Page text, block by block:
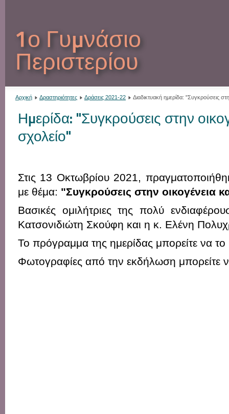
1ο Γυμνάσιο
Περιστερίου
Αρχική Δραστηριότητες Δράσεις 2021-22 Διαδικτυακή ημερίδα: "Συγκρούσεις
Ημερίδα: "Συγκρούσεις στην
σχολείο"
Στις 13 Οκτωβρίου 2021,
με θέμα: "Συγκρούσεις στην οικογένεια
Βασικές ομιλήτριες της πολύ
Κατσονιδιώτη Σκούφη και η κ. Ελένη
Το πρόγραμμα της ημερίδας μπορείτε να το
Φωτογραφίες από την εκδήλωση μπορείτε